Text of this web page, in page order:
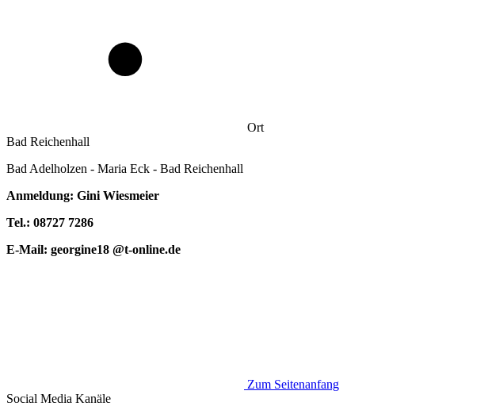
Ort
Bad Reichenhall
Bad Adelholzen - Maria Eck - Bad Reichenhall
Anmeldung: Gini Wiesmeier
Tel.: 08727 7286
E-Mail: georgine18 @t-online.de
Zum Seitenanfang
Social Media Kanäle